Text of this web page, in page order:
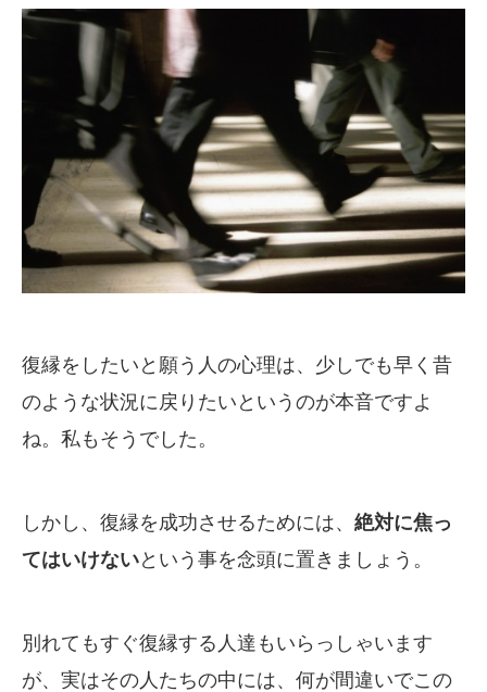
復縁をしたいと願う人の心理は、少しでも早く昔
のような状況に戻りたいというのが本音ですよ
ね。私もそうでした。
しかし、復縁を成功させるためには、 絶対に焦っ
てはいけないという事を念頭に置きましょう。
別れてもすぐ復縁する人達もいらっしゃいます
が、実はその人たちの中には、何が間違いでこの